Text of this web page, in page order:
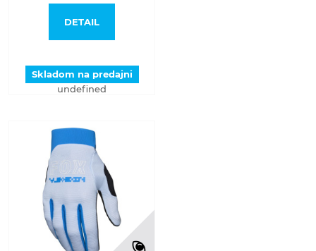
DETAIL
Skladom na predajni
undefined